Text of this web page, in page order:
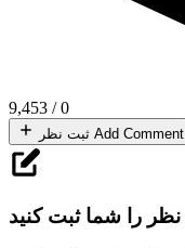
9,453 / 0
ثبت نظر Add Comment